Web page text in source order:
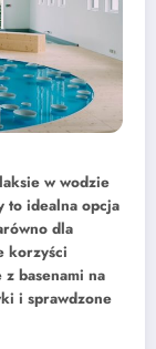
w wodzie
to idealna opcja
dla
korzyści
basenami na
i sprawdzone